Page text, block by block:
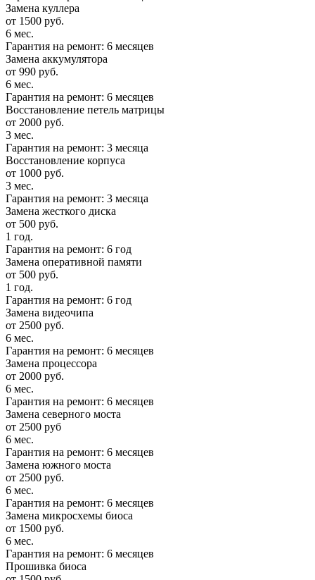
Замена куллера
от 1500 руб.
6 мес.
Гарантия на ремонт: 6 месяцев
Замена аккумулятора
от 990 руб.
6 мес.
Гарантия на ремонт: 6 месяцев
Восстановление петель матрицы
от 2000 руб.
3 мес.
Гарантия на ремонт: 3 месяца
Восстановление корпуса
от 1000 руб.
3 мес.
Гарантия на ремонт: 3 месяца
Замена жесткого диска
от 500 руб.
1 год.
Гарантия на ремонт: 6 год
Замена оперативной памяти
от 500 руб.
1 год.
Гарантия на ремонт: 6 год
Замена видеочипа
от 2500 руб.
6 мес.
Гарантия на ремонт: 6 месяцев
Замена процессора
от 2000 руб.
6 мес.
Гарантия на ремонт: 6 месяцев
Замена северного моста
от 2500 руб
6 мес.
Гарантия на ремонт: 6 месяцев
Замена южного моста
от 2500 руб.
6 мес.
Гарантия на ремонт: 6 месяцев
Замена микросхемы биоса
от 1500 руб.
6 мес.
Гарантия на ремонт: 6 месяцев
Прошивка биоса